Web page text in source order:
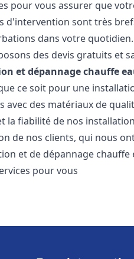
pour vous assurer que
d'intervention sont très
dans votre
des devis gratuits et
et dépannage chauffe
ce soit pour une
avec des matériaux de
la fiabilité de nos
de nos clients, qui nous
et de dépannage chauffe
pour vous